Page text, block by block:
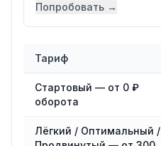
Попробовать →
Тариф
Стартовый — от 0 ₽
оборота
Лёгкий / Оптимальный /